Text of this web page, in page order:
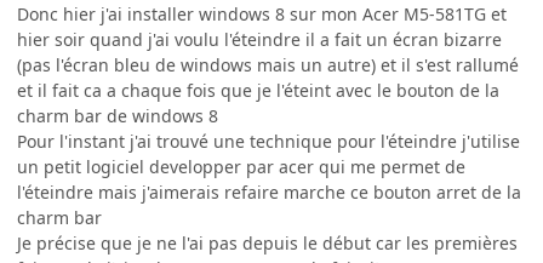
Donc hier j'ai installer windows 8 sur mon Acer M5-581TG et
hier soir quand j'ai voulu l'éteindre il a fait un écran bizarre
(pas l'écran bleu de windows mais un autre) et il s'est rallumé
et il fait ca a chaque fois que je l'éteint avec le bouton de la
charm bar de windows 8
Pour l'instant j'ai trouvé une technique pour l'éteindre j'utilise
un petit logiciel developper par acer qui me permet de
l'éteindre mais j'aimerais refaire marche ce bouton arret de la
charm bar
Je précise que je ne l'ai pas depuis le début car les premières